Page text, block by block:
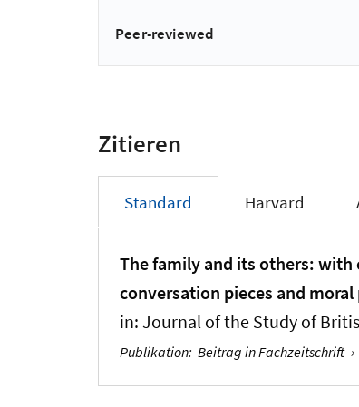
Peer-reviewed
Zitieren
Standard Harvard
The family and its others:
conversation pieces and moral
in:Journal of the Study of
Publikation: Beitrag in Fachzeitschrift ›